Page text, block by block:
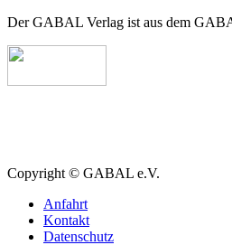
Der GABAL Verlag ist aus dem
Copyright © GABAL e.V.
Anfahrt
Kontakt
Datenschutz